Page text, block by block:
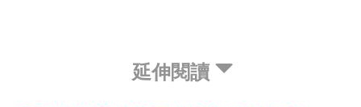
延伸閱讀